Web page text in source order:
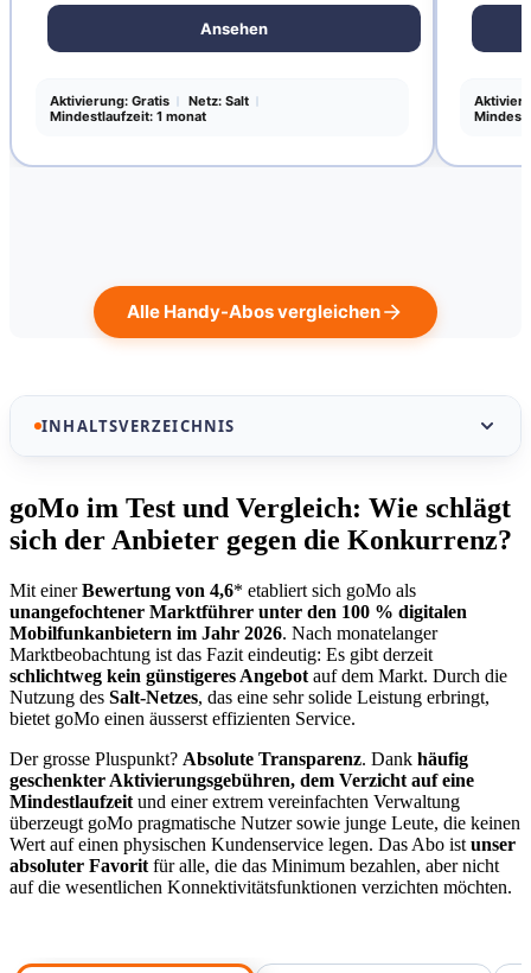
Ansehen
Aktivierung: Gratis
Netz: Salt
Mindestlaufzeit: 1 monat
Alle Handy-Abos vergleichen
INHALTSVERZEICHNIS
Unsere Auswahl der besten Handy-Abos von Go
Mobile
Anbieter gegen die Konkurrenz?
Die goMo-Netzabdeckung: Die Stärke des Salt-Netzes
zum Tiefpreis
Der goMo-Kundenservice: Tiefpreise erfordern 100 %
Digitalisierung
Vertrag ohne Mindestlaufzeit und 100 % Online-
Kundenservice: Der goMo-Deal
goMo: Der digitale Mobilfunkanbieter auf dem
Vormarsch
goMo im Test und Vergleich: Wie schlägt
sich der Anbieter gegen die Konkurrenz?
Mit einerBewertung von 4,6* etabliert sich goMo als
unangefochtener Marktführer unter den 100 % digitalen
Mobilfunkanbietern im Jahr 2026. Nach monatelanger
Marktbeobachtung ist das Fazit eindeutig: Es gibt derzeit
schlichtweg kein günstigeres Angebot auf dem Markt. Durch die
Nutzung des Salt-Netzes, das eine sehr solide Leistung erbringt,
bietet goMo einen äusserst effizienten Service.
Der grosse Pluspunkt? Absolute Transparenz. Dank häufig
geschenkter Aktivierungsgebühren, dem Verzicht auf eine
Mindestlaufzeit und einer extrem vereinfachten Verwaltung
überzeugt goMo pragmatische Nutzer sowie junge Leute, die keinen
Wert auf einen physischen Kundenservice legen. Das Abo ist unser
absoluter Favorit für alle, die das Minimum bezahlen, aber nicht
auf die wesentlichen Konnektivitätsfunktionen verzichten möchten.